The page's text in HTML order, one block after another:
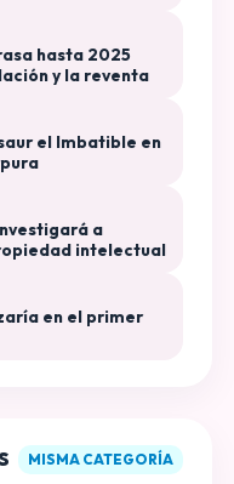
hasta 2025
y la reventa
el Imbatible en
a
intelectual
en el primer
MISMA CATEGORÍA